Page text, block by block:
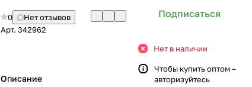
0
Нет отзывов
Арт. 342962
Описание
Подписаться
Нет в наличии
Чтобы купить оптом –
авторизуйтесь